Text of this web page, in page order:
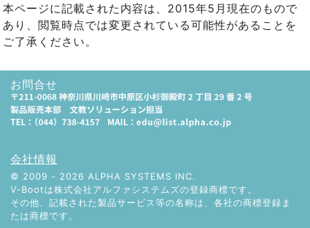
本ページに記載された内容は、2015年5月現在のもので
あり、閲覧時点では変更されている可能性があることを
ご了承ください。
お問合せ
会社情報
© 2009 - 2026 ALPHA SYSTEMS INC.
V-Bootは株式会社アルファシステムズの登録商標です。
その他、記載された製品サービス等の名称は、各社の商標登録ま
たは商標です。